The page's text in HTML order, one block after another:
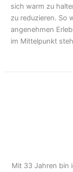
sich warm zu
zu reduzieren. So
angenehmen
im Mittelpunkt
Mit 33 Jahren bin